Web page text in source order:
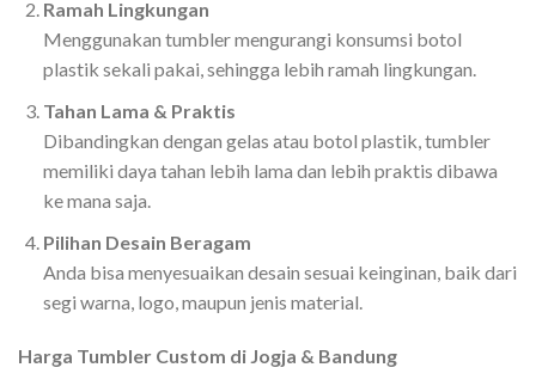
Ramah Lingkungan
Menggunakan tumbler mengurangi konsumsi botol
plastik sekali pakai, sehingga lebih ramah lingkungan.
Tahan Lama & Praktis
Dibandingkan dengan gelas atau botol plastik, tumbler
memiliki daya tahan lebih lama dan lebih praktis dibawa
ke mana saja.
Pilihan Desain Beragam
Anda bisa menyesuaikan desain sesuai keinginan, baik dari
segi warna, logo, maupun jenis material.
Harga Tumbler Custom di Jogja & Bandung